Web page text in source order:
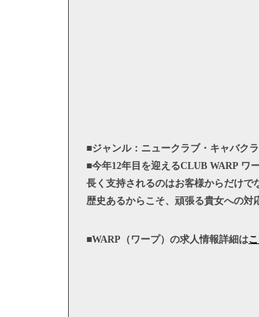
■ジャンル：ニュークラブ・キャバクラ
■今年12年目を迎えるCLUB WARP ワー
長く支持されるのはお客様からだけで
歴史あるからこそ、頑張る貴女への対
■WARP（ワープ）の求人情報詳細は